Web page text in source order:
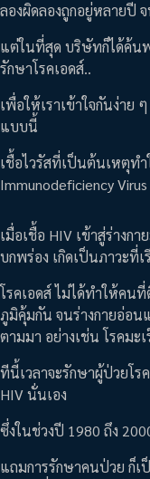
ลองผิดลองถูกอยู่หลายปี
แต่ในที่สุด บริษัทก็ได้ค้น
รักษาโรคเอดส์..
เพื่อให้เราเข้าใจกันง่าย
แบบนี้
เชื้อไวรัสที่เป็นต้นเหตุทำ
Immunodeficiency
เมื่อเชื้อ HIV เข้าสู่ร่างก
บกพร่อง เกิดเป็นภาวะที่เ
โรคเอดส์ ไม่ได้ทำให้คน
ภูมิคุ้มกัน จนร่างกายอ่อน
ตามมา อย่างเช่น โรคมะเ
ทีนี้เวลาจะรักษาผู้ป่วยโ
HIV นั่นเอง
ซึ่งในช่วงปี 1980 ถึง
แถมการรักษาคนป่วย ก็เ